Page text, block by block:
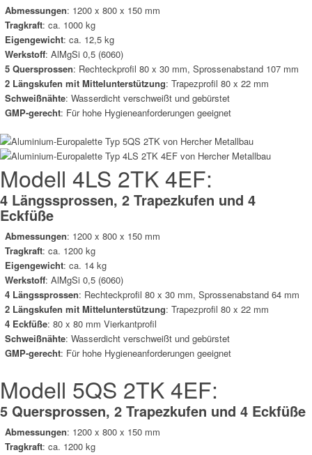
Abmessungen: 1200 x 800 x 150 mm
Tragkraft: ca. 1000 kg
Eigengewicht: ca. 12,5 kg
Werkstoff: AlMgSi 0,5 (6060)
5 Quersprossen: Rechteckprofil 80 x 30 mm, Sprossenabstand 107 mm
2 Längskufen mit Mittelunterstützung: Trapezprofil 80 x 22 mm
Schweißnähte: Wasserdicht verschweißt und gebürstet
GMP-gerecht: Für hohe Hygieneanforderungen geeignet
Modell 4LS 2TK 4EF:
4 Längssprossen, 2 Trapezkufen und 4
Eckfüße
Abmessungen: 1200 x 800 x 150 mm
Tragkraft: ca. 1200 kg
Eigengewicht: ca. 14 kg
Werkstoff: AlMgSi 0,5 (6060)
4 Längssprossen: Rechteckprofil 80 x 30 mm, Sprossenabstand 64 mm
2 Längskufen mit Mittelunterstützung: Trapezprofil 80 x 22 mm
4 Eckfüße: 80 x 80 mm Vierkantprofil
Schweißnähte: Wasserdicht verschweißt und gebürstet
GMP-gerecht: Für hohe Hygieneanforderungen geeignet
Modell 5QS 2TK 4EF:
5 Quersprossen, 2 Trapezkufen und 4 Eckfüße
Abmessungen: 1200 x 800 x 150 mm
Tragkraft: ca. 1200 kg